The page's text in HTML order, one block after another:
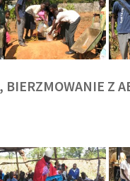
BIERZMOWANIE Z